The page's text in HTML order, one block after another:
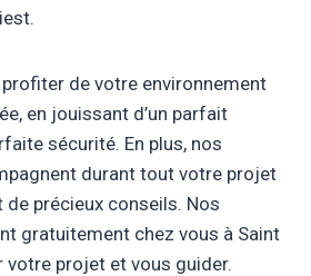
de votre environnement
en jouissant d’un parfait
sécurité. En plus, nos
durant tout votre projet
précieux conseils. Nos
gratuitement chez vous à Saint
votre projet et vous guider.